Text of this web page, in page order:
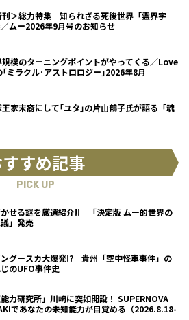
刊＞総力特集 知られざる死後世界「霊界宇
ムー2026年9月号のお知らせ
規模のターニングポイントがやってくる／Love
｢ミラクル･アストロロジー｣2026年8月
家末裔にして｢ユタ｣の片山鶴子氏が語る「魂
すめ記事
PICK UP
せる謎を厳選紹介!! 「決定版 ムー的世界の
」発売
グースカ大爆発!? 貴州「空中怪車事件」の
のUFO事件史
能力研究所」川崎に突如開設！ SUPERNOVA
であなたの未知能力が目覚める（2026.8.18-